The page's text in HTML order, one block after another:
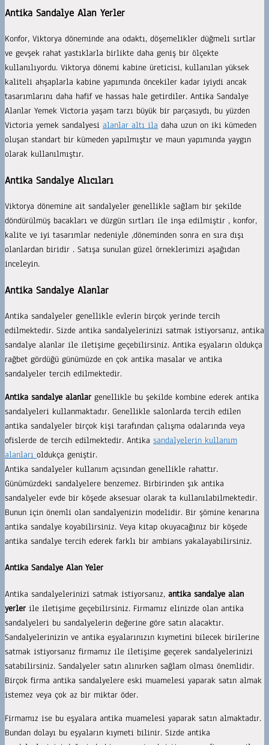
Antika Sandalye Alan Yerler
Konfor, Viktorya döneminde ana odaktı, döşemelikler düğmeli sırtlar
ve gevşek rahat yastıklarla birlikte daha geniş bir ölçekte
kullanılıyordu. Viktorya dönemi kabine üreticisi, kullanılan yüksek
kaliteli ahşaplarla kabine yapımında öncekiler kadar iyiydi ancak
tasarımlarını daha hafif ve hassas hale getirdiler. Antika Sandalye
Alanlar Yemek Victoria yaşam tarzı büyük bir parçasıydı, bu yüzden
Victoria yemek sandalyesi alanlar altı ila daha uzun on iki kümeden
oluşan standart bir kümeden yapılmıştır ve maun yapımında yaygın
olarak kullanılmıştır.
Antika Sandalye Alıcıları
Viktorya dönemine ait sandalyeler genellikle sağlam bir şekilde
döndürülmüş bacakları ve düzgün sırtları ile inşa edilmiştir , konfor,
kalite ve iyi tasarımlar nedeniyle ,döneminden sonra en sıra dışı
olanlardan biridir . Satışa sunulan güzel örneklerimizi aşağıdan
inceleyin.
Antika Sandalye Alanlar
Antika sandalyeler genellikle evlerin birçok yerinde tercih
edilmektedir. Sizde antika sandalyelerinizi satmak istiyorsanız, antika
sandalye alanlar ile iletişime geçebilirsiniz. Antika eşyaların oldukça
rağbet gördüğü günümüzde en çok antika masalar ve antika
sandalyeler tercih edilmektedir.
Antika sandalye alanlar genellikle bu şekilde kombine ederek antika
sandalyeleri kullanmaktadır. Genellikle salonlarda tercih edilen
antika sandalyeler birçok kişi tarafından çalışma odalarında veya
ofislerde de tercih edilmektedir. Antika sandalyelerin kullanım
alanları oldukça geniştir.
Antika sandalyeler kullanım açısından genellikle rahattır.
Günümüzdeki sandalyelere benzemez. Birbirinden şık antika
sandalyeler evde bir köşede aksesuar olarak ta kullanılabilmektedir.
Bunun için önemli olan sandalyenizin modelidir. Bir şömine kenarına
antika sandalye koyabilirsiniz. Veya kitap okuyacağınız bir köşede
antika sandalye tercih ederek farklı bir ambians yakalayabilirsiniz.
Antika Sandalye Alan Yeler
Antika sandalyelerinizi satmak istiyorsanız, antika sandalye alan
yerler ile iletişime geçebilirsiniz. Firmamız elinizde olan antika
sandalyeleri bu sandalyelerin değerine göre satın alacaktır.
Sandalyelerinizin ve antika eşyalarınızın kıymetini bilecek birilerine
satmak istiyorsanız firmamız ile iletişime geçerek sandalyelerinizi
satabilirsiniz. Sandalyeler satın alınırken sağlam olması önemlidir.
Birçok firma antika sandalyelere eski muamelesi yaparak satın almak
istemez veya çok az bir miktar öder.
Firmamız ise bu eşyalara antika muamelesi yaparak satın almaktadır.
Bundan dolayı bu eşyaların kıymeti bilinir. Sizde antika